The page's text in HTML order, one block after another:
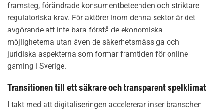
framsteg, förändrade konsumentbeteenden och striktare
regulatoriska krav. För aktörer inom denna sektor är det
avgörande att inte bara förstå de ekonomiska
möjligheterna utan även de säkerhetsmässiga och
juridiska aspekterna som formar framtiden för online
gaming i Sverige.
Transitionen till ett säkrare och transparent spelklimat
I takt med att digitaliseringen accelererar inser branschen